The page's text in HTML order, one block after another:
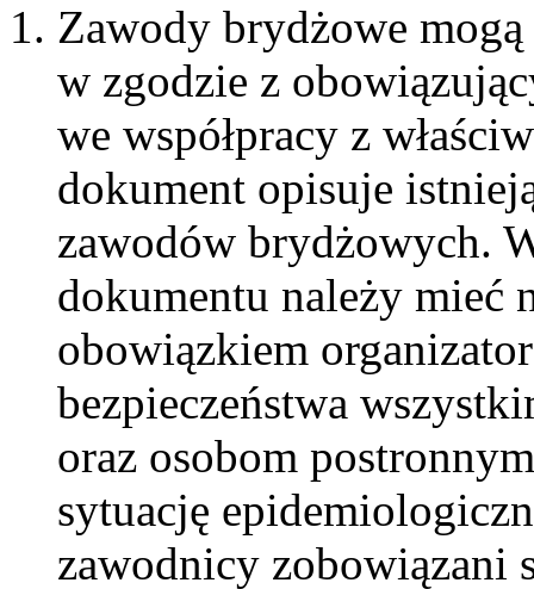
Zawody brydżowe
w zgodzie z
we współpracy z
dokument opisuje
zawodów brydżowych.
dokumentu należy mieć
obowiązkiem
bezpieczeństwa
oraz osobom
sytuację
zawodnicy zobowiązani